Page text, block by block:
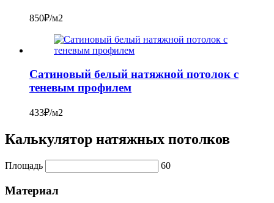
850₽/м2
Сатиновый белый натяжной потолок с
теневым профилем
433₽/м2
Калькулятор натяжных потолков
Площадь 60
Материал